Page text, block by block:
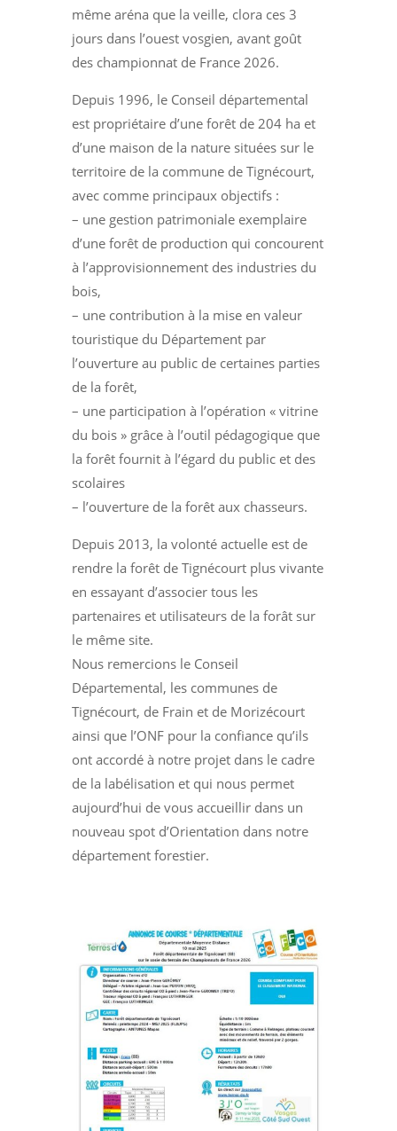
même aréna que la veille, clora ces 3
jours dans l’ouest vosgien, avant goût
des championnat de France 2026.
Depuis 1996, le Conseil départemental
est propriétaire d’une forêt de 204 ha et
d’une maison de la nature situées sur le
territoire de la commune de Tignécourt,
avec comme principaux objectifs :
– une gestion patrimoniale exemplaire
d’une forêt de production qui concourent
à l’approvisionnement des industries du
bois,
– une contribution à la mise en valeur
touristique du Département par
l’ouverture au public de certaines parties
de la forêt,
– une participation à l’opération « vitrine
du bois » grâce à l’outil pédagogique que
la forêt fournit à l’égard du public et des
scolaires
– l’ouverture de la forêt aux chasseurs.
Depuis 2013, la volonté actuelle est de
rendre la forêt de Tignécourt plus vivante
en essayant d’associer tous les
partenaires et utilisateurs de la forât sur
le même site.
Nous remercions le Conseil
Départemental, les communes de
Tignécourt, de Frain et de Morizécourt
ainsi que l’ONF pour la confiance qu’ils
ont accordé à notre projet dans le cadre
de la labélisation et qui nous permet
aujourd’hui de vous accueillir dans un
nouveau spot d’Orientation dans notre
département forestier.